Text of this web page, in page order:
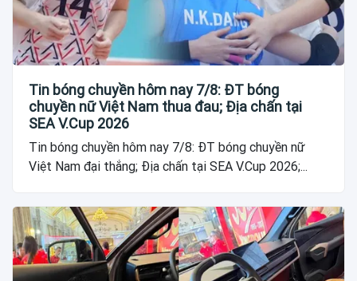
Tin bóng chuyền hôm nay 7/8: ĐT bóng
chuyền nữ Việt Nam thua đau; Địa chấn tại
SEA V.Cup 2026
Tin bóng chuyền hôm nay 7/8: ĐT bóng chuyền nữ
Việt Nam đại thắng; Địa chấn tại SEA V.Cup 2026;...